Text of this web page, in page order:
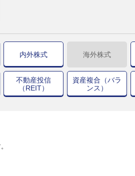
内外株式 海外株式
不動産投信
（REIT）
資産複合（バラ
ンス）